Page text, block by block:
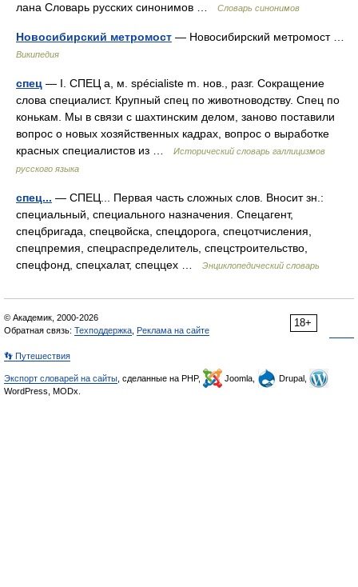
лана Словарь русских синонимов …
Словарь синонимов
Новосибирский метромост — Новосибирский метромост …
Википедия
спец — I. СПЕЦ а, м. spécialiste m. нов., разг. Сокращение
слова специалист. Крупный спец по животноводству. Спец по
конькам. Мы в связи с шахтинским делом, заново поставили
вопрос о новых хозяйственных кадрах, вопрос о выработке
красных специалистов из …
Исторический словарь галлицизмов
русского языка
спец... — СПЕЦ... Первая часть сложных слов. Вносит зн.:
специальный, специального назначения. Спецагент,
спецбригада, спецвойска, спецдорога, спецотчисления,
спецпремия, спецраспределитель, спецстроительство,
спецфонд, спецхалат, спеццех …
Энциклопедический словарь
18+
© Академик, 2000-2026
Обратная связь: Техподдержка Реклама на сайте
👣 Путешествия
Экспорт словарей на сайты , сделанные на PHP, Joomla,
Drupal,
WordPress, MODx.